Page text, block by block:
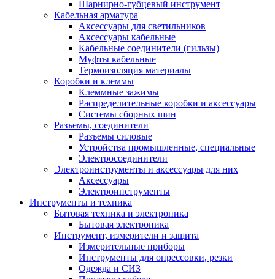
Шарнирно-губцевый инструмент
Кабельная арматура
Аксессуары для светильников
Аксессуары кабельные
Кабельные соединители (гильзы)
Муфты кабельные
Термоизоляция материалы
Коробки и клеммы
Клеммные зажимы
Распределительные коробки и аксессуары
Системы сборных шин
Разъемы, соединители
Разъемы силовые
Устройства промышленные, специальные
Электросоединители
Электроинструменты и аксессуары для них
Аксессуары
Электроинструменты
Инструменты и техника
Бытовая техника и электроника
Бытовая электроника
Инструмент, измерители и защита
Измерительные приборы
Инструменты для опрессовки, резки
Одежда и СИЗ